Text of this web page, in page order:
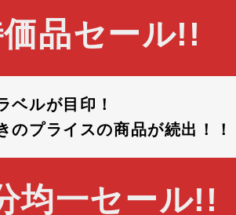
品セール!!
ベルが目印！
のプライスの商品が続出！！
均一セール!!